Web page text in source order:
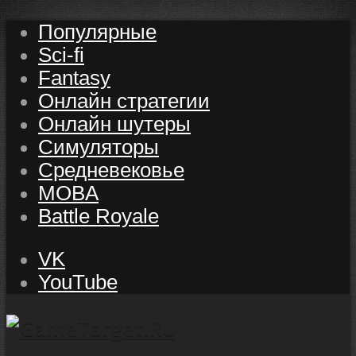
Популярные
Sci-fi
Fantasy
Онлайн стратегии
Онлайн шутеры
Симуляторы
Средневековье
MOBA
Battle Royale
VK
YouTube